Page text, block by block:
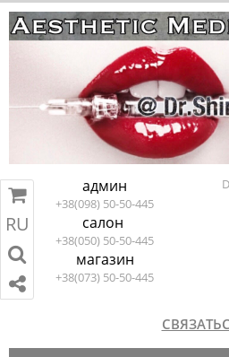
админ
+38(098) 50-50-445
салон
+38(050) 50-50-445
магазин
+38(073) 50-50-445
ПЕРЕЙТИ В
RU EN